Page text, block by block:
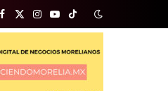
Facebook
X
(Twitter)
Instagram
YouTubeTikTok